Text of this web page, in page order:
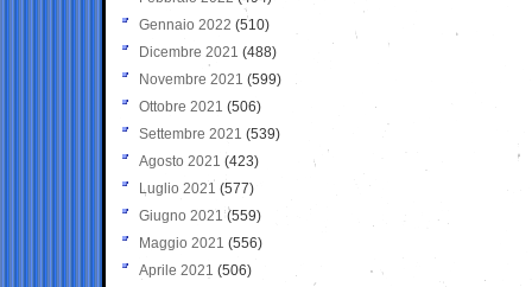
Gennaio 2022 (510)
Dicembre 2021 (488)
Novembre 2021 (599)
Ottobre 2021 (506)
Settembre 2021 (539)
Agosto 2021 (423)
Luglio 2021 (577)
Giugno 2021(559)
Maggio 2021 (556)
Aprile 2021 (506)